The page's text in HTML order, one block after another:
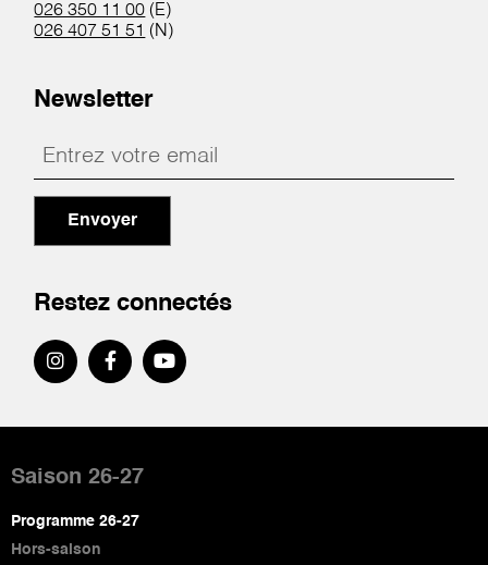
026 350 11 00 (E)
026 407 51 51 (N)
Newsletter
Envoyer
Restez connectés
de
page
Saison 26-27
Programme 26-27
Hors-saison